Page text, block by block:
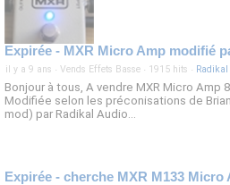
Expirée - MXR Micro Amp modifié
il y a 9 ans · Vends Effets Basse · 1915 hits ·
Bonjour à tous, A vendre MXR Micro Amp
Modifiée selon les préconisations de Brian
mod) par Radikal Audio...
Expirée - cherche MXR M133 Micro